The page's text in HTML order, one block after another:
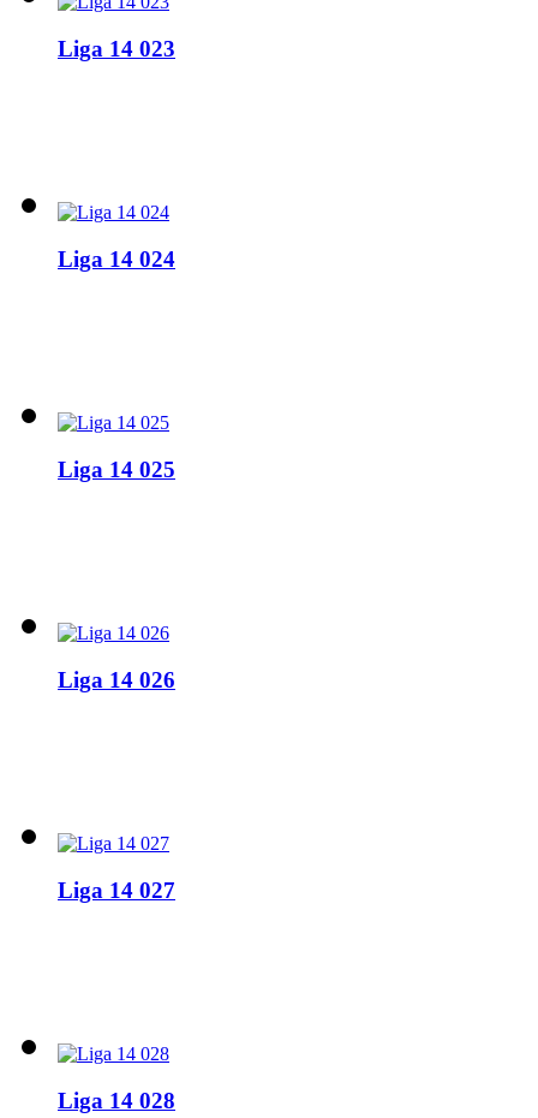
Liga 14 023
Liga 14 024
Liga 14 025
Liga 14 026
Liga 14 027
Liga 14 028